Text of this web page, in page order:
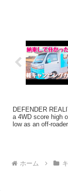
DEFENDER
a 4WD score high
low as an off-
ホーム